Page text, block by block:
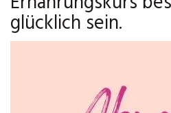
glücklich sein.